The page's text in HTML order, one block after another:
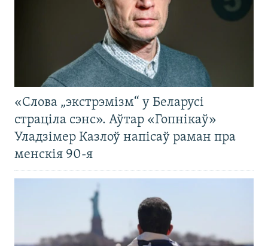
«Слова „экстрэмізм“ у Беларусі
страціла сэнс». Аўтар «Гопнікаў»
Уладзімер Казлоў напісаў раман пра
менскія 90-я